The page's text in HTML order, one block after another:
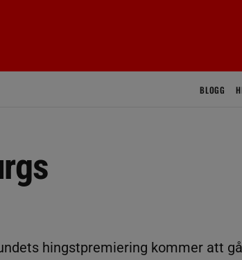
BLOGG
hingstpremiering kommer att gå